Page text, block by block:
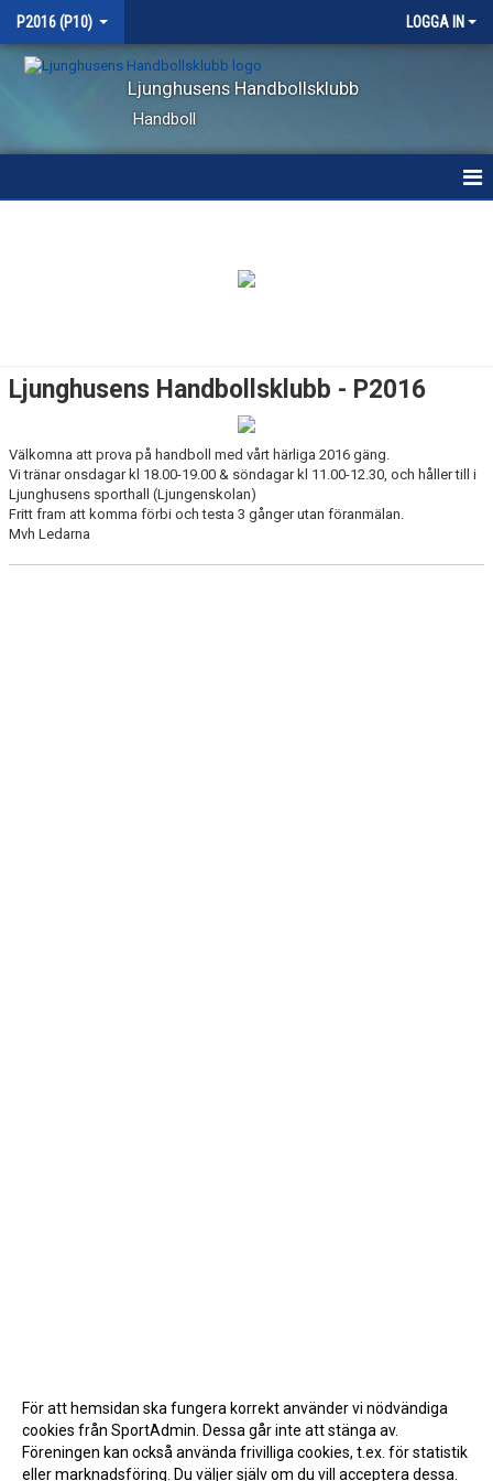
P2016 (P10) LOGGA IN
Ljunghusens Handbollsklubb
Handboll
BILDGALLERI
DOKUMENT
Ljunghusens Handbollsklubb - P2016
Välkomna att prova på handboll med vårt härliga 2016 gäng.
Vi tränar onsdagar kl 18.00-19.00 & söndagar kl 11.00-12.30, och håller till i
Ljunghusens sporthall (Ljungenskolan)
Fritt fram att komma förbi och testa 3 gånger utan föranmälan.
Mvh Ledarna
För att hemsidan ska fungera korrekt använder vi nödvändiga
cookies från SportAdmin. Dessa går inte att stänga av.
Föreningen kan också använda frivilliga cookies, t.ex. för statistik
eller marknadsföring. Du väljer själv om du vill acceptera dessa.